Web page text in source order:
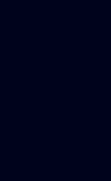
36
37
38